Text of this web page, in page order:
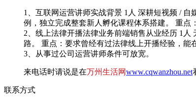
1、互联网运营讲师实战背景 1人 深耕短视频 /
例，独立完成整套新人孵化课程体系搭建。 重点
2、线上法律开播法律业务前端销售从业经历 1
路。 重点：要求曾经有过法律线上开播经验，能
3、从事过公司运营讲师条件可放宽。
来电话时请说是在万州生活网www.cqwanzhou.net
联系方式